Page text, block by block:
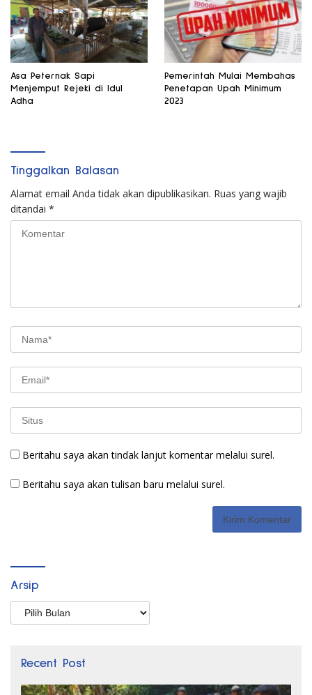
Asa Peternak Sapi
Menjemput Rejeki di Idul
Adha
Pemerintah Mulai Membahas
Penetapan Upah Minimum
2023
Tinggalkan Balasan
Alamat email Anda tidak akan dipublikasikan. Ruas yang wajib
ditandai *
Beritahu saya akan tindak lanjut komentar melalui surel.
Beritahu saya akan tulisan baru melalui surel.
Arsip
Arsip
Recent Post